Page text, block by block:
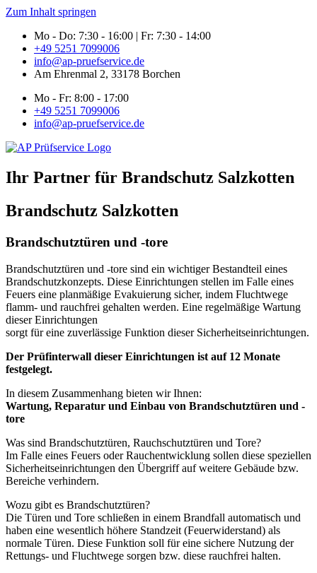
Zum Inhalt springen
Mo - Do: 7:30 - 16:00 | Fr: 7:30 - 14:00
+49 5251 7099006
info@ap-pruefservice.de
Am Ehrenmal 2, 33178 Borchen
Mo - Fr: 8:00 - 17:00
+49 5251 7099006
info@ap-pruefservice.de
Ihr Partner für Brandschutz Salzkotten
Brandschutz Salzkotten
Brandschutztüren und -tore
Brandschutztüren und -tore sind ein wichtiger Bestandteil eines
Brandschutzkonzepts. Diese Einrichtungen stellen im Falle eines
Feuers eine planmäßige Evakuierung sicher, indem Fluchtwege
flamm- und rauchfrei gehalten werden. Eine regelmäßige Wartung
dieser Einrichtungen
sorgt für eine zuverlässige Funktion dieser Sicherheitseinrichtungen.
Der Prüfinterwall dieser Einrichtungen ist auf 12 Monate
festgelegt.
In diesem Zusammenhang bieten wir Ihnen:
Wartung, Reparatur und Einbau von Brandschutztüren und -
tore
Was sind Brandschutztüren, Rauchschutztüren und Tore?
Im Falle eines Feuers oder Rauchentwicklung sollen diese speziellen
Sicherheitseinrichtungen den Übergriff auf weitere Gebäude bzw.
Bereiche verhindern.
Wozu gibt es Brandschutztüren?
Die Türen und Tore schließen in einem Brandfall automatisch und
haben eine wesentlich höhere Standzeit (Feuerwiderstand) als
normale Türen. Diese Funktion soll für eine sichere Nutzung der
Rettungs- und Fluchtwege sorgen bzw. diese rauchfrei halten.